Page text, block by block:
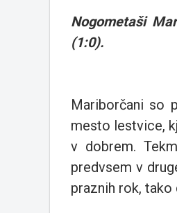
Nogometaši
(1:0).
Mariborčani so
mesto lestvice,
v dobrem.
predvsem v
praznih rok,